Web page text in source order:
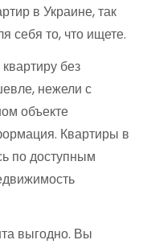
в Украине, так
себя то, что ищете.
без
нежели с
объекте
Квартиры в
по доступным
выгодно. Вы